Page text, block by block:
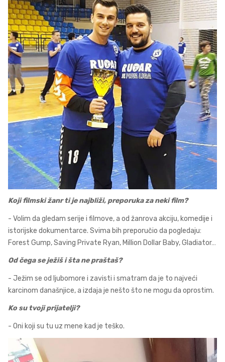
Koji filmski žanr ti je najbliži, preporuka za neki film?
- Volim da gledam serije i filmove, a od žanrova akciju, komedije i
istorijske dokumentarce. Svima bih preporučio da pogledaju:
Forest Gump, Saving Private Ryan, Million Dollar Baby, Gladiator…
Od čega se ježiš i šta ne praštaš?
- Ježim se od ljubomore i zavisti i smatram da je to najveći
karcinom današnjice, a izdaja je nešto što ne mogu da oprostim.
Ko su tvoji prijatelji?
- Oni koji su tu uz mene kad je teško.